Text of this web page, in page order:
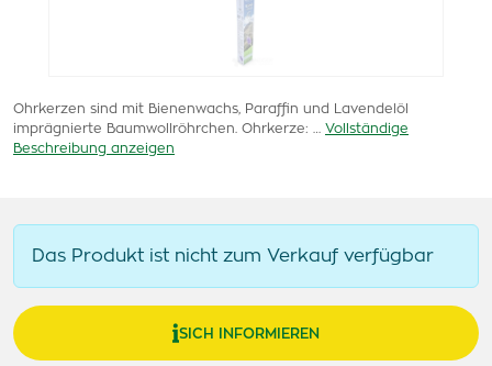
Ohrkerzen sind mit Bienenwachs, Paraffin und Lavendelöl
imprägnierte Baumwollröhrchen. Ohrkerze: …
Vollständige
Beschreibung anzeigen
Das Produkt ist nicht zum Verkauf verfügbar
SICH INFORMIEREN